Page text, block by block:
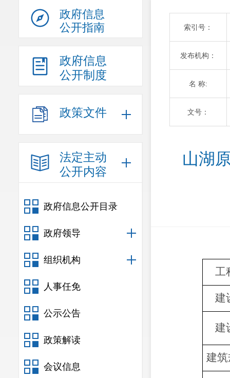
政府信息
公开指南
政府信息
公开制度
政策文件
法定主动
公开内容
政府信息公开目录
政府领导
组织机构
人事任免
公示公告
政策解读
会议信息
索引号：
发布机构：
名 称:
文号：
山湖
工
建
建
建